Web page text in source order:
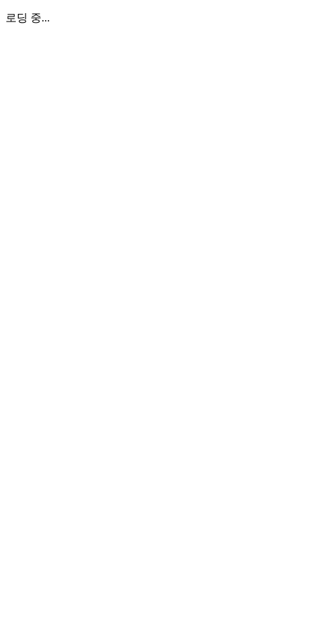
로딩 중...